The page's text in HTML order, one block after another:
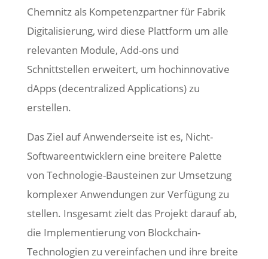
Chemnitz als Kompetenzpartner für Fabrik
Digitalisierung, wird diese Plattform um alle
relevanten Module, Add-ons und
Schnittstellen erweitert, um hochinnovative
dApps (decentralized Applications) zu
erstellen.
Das Ziel auf Anwenderseite ist es, Nicht-
Softwareentwicklern eine breitere Palette
von Technologie-Bausteinen zur Umsetzung
komplexer Anwendungen zur Verfügung zu
stellen. Insgesamt zielt das Projekt darauf ab,
die Implementierung von Blockchain-
Technologien zu vereinfachen und ihre breite